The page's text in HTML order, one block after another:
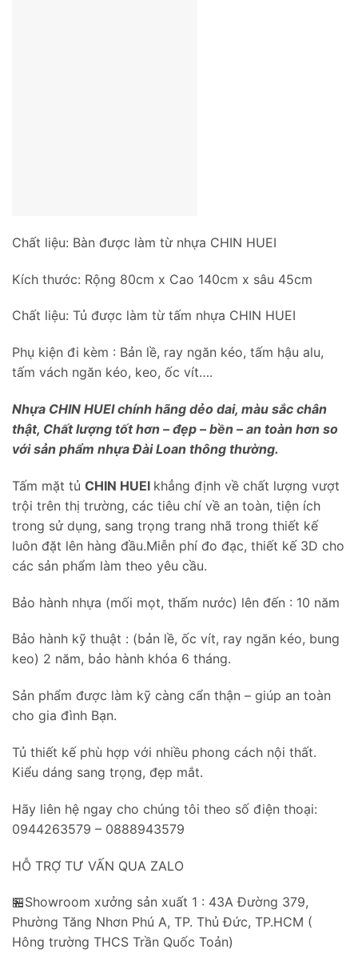
Chất liệu: Bàn được làm từ nhựa CHIN HUEI
Kích thước: Rộng 80cm x Cao 140cm x sâu 45cm
Chất liệu: Tủ được làm từ tấm nhựa CHIN HUEI
Phụ kiện đi kèm : Bản lề, ray ngăn kéo, tấm hậu alu,
tấm vách ngăn kéo, keo, ốc vít….
Nhựa CHIN HUEI chính hãng dẻo dai, màu sắc chân
thật, Chất lượng tốt hơn – đẹp – bền – an toàn hơn so
với sản phẩm nhựa Đài Loan thông thường.
Tấm mặt tủ CHIN HUEI khẳng định về chất lượng vượt
trội trên thị trường, các tiêu chí về an toàn, tiện ích
trong sử dụng, sang trọng trang nhã trong thiết kế
luôn đặt lên hàng đầu.Miễn phí đo đạc, thiết kế 3D cho
các sản phẩm làm theo yêu cầu.
Bảo hành nhựa (mối mọt, thấm nước) lên đến : 10 năm
Bảo hành kỹ thuật : (bản lề, ốc vít, ray ngăn kéo, bung
keo) 2 năm, bảo hành khóa 6 tháng.
Sản phẩm được làm kỹ càng cẩn thận – giúp an toàn
cho gia đình Bạn.
Tủ thiết kế phù hợp với nhiều phong cách nội thất.
Kiểu dáng sang trọng, đẹp mắt.
Hãy liên hệ ngay cho chúng tôi theo số điện thoại:
0944263579 – 0888943579
HỖ TRỢ TƯ VẤN QUA ZALO
🏪Showroom xưởng sản xuất 1 : 43A Đường 379,
Phường Tăng Nhơn Phú A, TP. Thủ Đức, TP.HCM (
Hông trường THCS Trần Quốc Toản)